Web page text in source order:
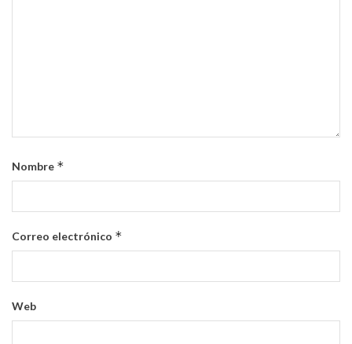
Nombre *
Correo electrónico *
Web